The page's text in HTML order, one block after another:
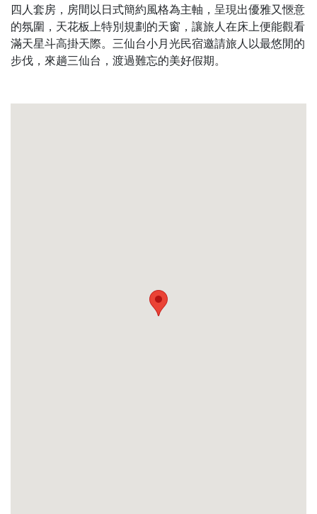
四人套房，房間以日式簡約風格為主軸，呈現出優雅又愜意
的氛圍，天花板上特別規劃的天窗，讓旅人在床上便能觀看
滿天星斗高掛天際。三仙台小月光民宿邀請旅人以最悠閒的
步伐，來趟三仙台，渡過難忘的美好假期。